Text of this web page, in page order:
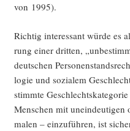
von 1995).
Rich­tig inter­es­sant wür­de es
rung einer drit­ten,
deut­schen
lo­gie und sozia­lem
stimm­te
Men­schen mit
ma­len – ein­zu­füh­ren, ist